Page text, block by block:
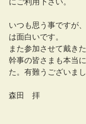
いつも思う事ですが
は面白いです。
また参加させて戴き
幹事の皆さまも本当
た。有難うございま
森田　拝